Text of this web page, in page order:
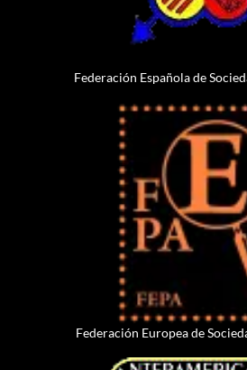
Federación Española de
Federación Europea de